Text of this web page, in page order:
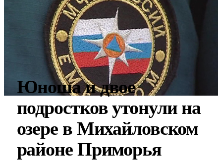
Юноша и двое
подростков утонули на
озере в Михайловском
районе Приморья